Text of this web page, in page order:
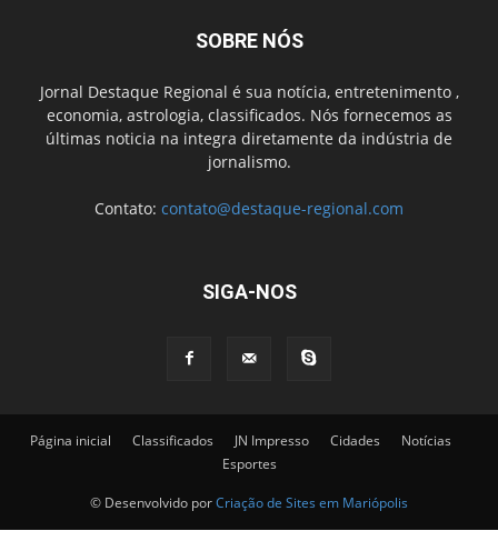
SOBRE NÓS
Jornal Destaque Regional é sua notícia, entretenimento ,
economia, astrologia, classificados. Nós fornecemos as
últimas noticia na integra diretamente da indústria de
jornalismo.
Contato: contato@destaque-regional.com
SIGA-NOS
Página inicial Classificados JN Impresso Cidades
Notícias
Esportes
© Desenvolvido porCriação de Sites em Mariópolis